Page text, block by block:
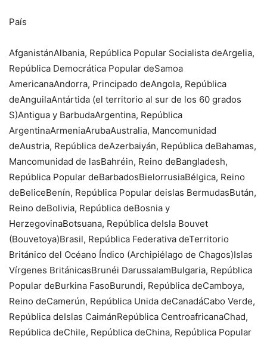
País
AfganistánAlbania, República Popular Socialista deArgelia,
República Democrática Popular deSamoa
AmericanaAndorra, Principado deAngola, República
deAnguilaAntártida (el territorio al sur de los 60 grados
S)Antigua y BarbudaArgentina, República
ArgentinaArmeniaArubaAustralia, Mancomunidad
deAustria, República deAzerbaiyán, República deBahamas,
Mancomunidad de lasBahréin, Reino deBangladesh,
República Popular deBarbadosBielorrusiaBélgica, Reino
deBeliceBenín, República Popular deislas BermudasBután,
Reino deBolivia, República deBosnia y
HerzegovinaBotsuana, República deIsla Bouvet
(Bouvetoya)Brasil, República Federativa deTerritorio
Británico del Océano Índico (Archipiélago de Chagos)Islas
Vírgenes BritánicasBrunéi DarussalamBulgaria, República
Popular deBurkina FasoBurundi, República deCamboya,
Reino deCamerún, República Unida deCanadáCabo Verde,
República deIslas CaimánRepública CentroafricanaChad,
República deChile, República deChina, República Popular